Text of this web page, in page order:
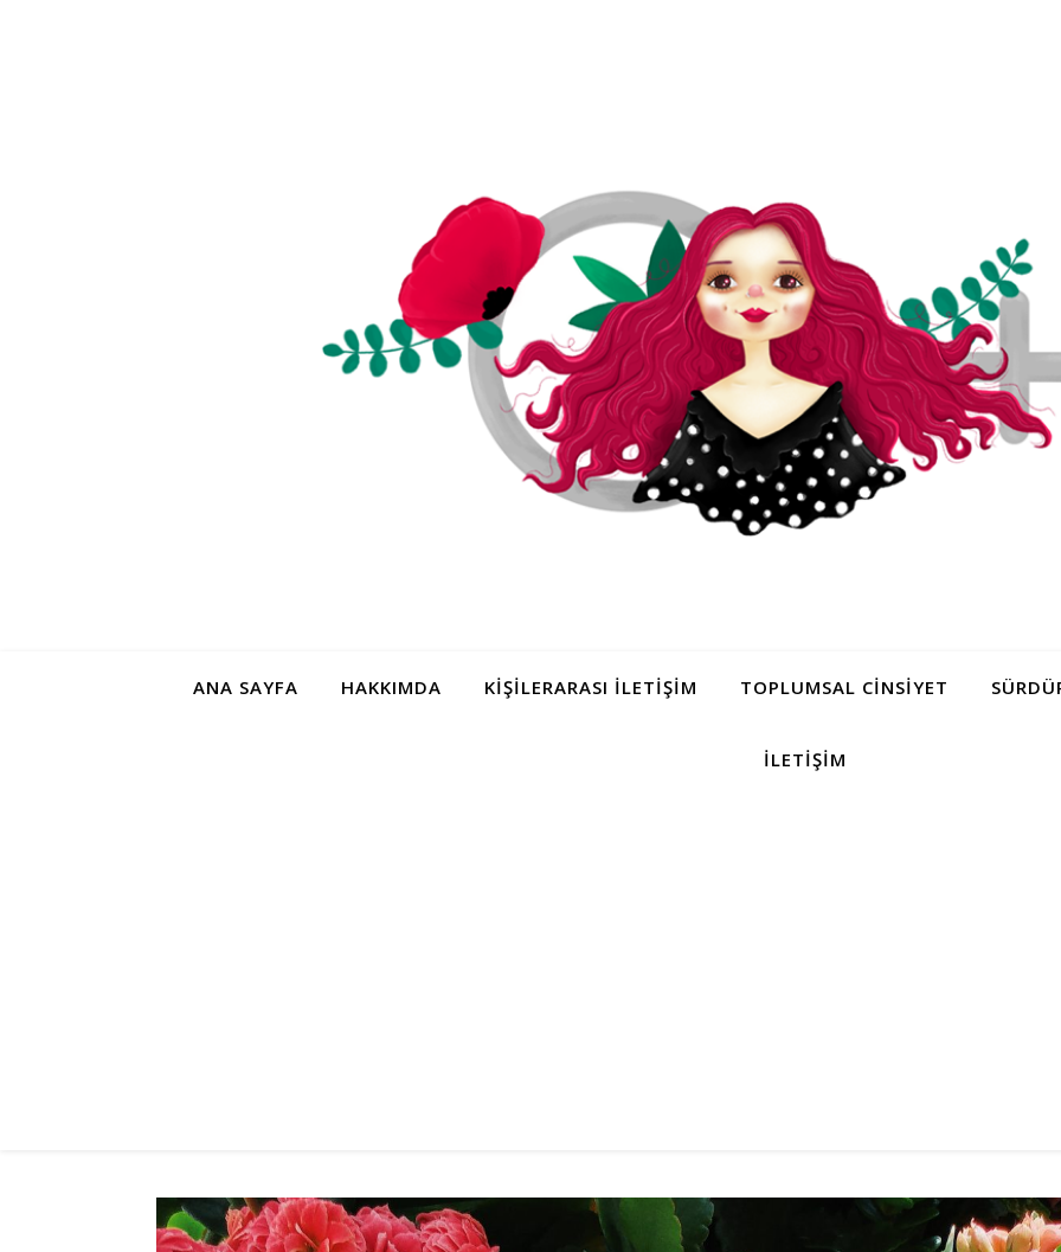
ANA SAYFA HAKKIMDA KIŞILERARASI İLETIŞIM TOPLUMSAL CINSIYET
İLETIŞIM